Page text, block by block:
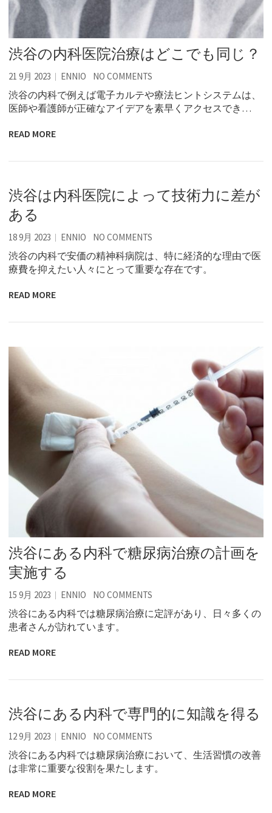
渋谷の内科医院治療はどこでも同じ？
21 9月 2023 ENNIO NO COMMENTS
渋谷の内科で例えば電子カルテや療法ヒントシステムは、
医師や看護師が正確なアイデアを素早くアクセスでき…
READ MORE
渋谷は内科医院によって技術力に差が
ある
18 9月 2023 ENNIO NO COMMENTS
渋谷の内科で安価の精神科病院は、特に経済的な理由で医
療費を抑えたい人々にとって重要な存在です。
READ MORE
渋谷にある内科で糖尿病治療の計画を
実施する
15 9月 2023 ENNIO NO COMMENTS
渋谷にある内科では糖尿病治療に定評があり、日々多くの
患者さんが訪れています。
READ MORE
渋谷にある内科で専門的に知識を得る
12 9月 2023 ENNIO NO COMMENTS
渋谷にある内科では糖尿病治療において、生活習慣の改善
は非常に重要な役割を果たします。
READ MORE